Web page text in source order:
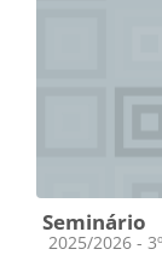
Seminário
Course
2025/2026 -